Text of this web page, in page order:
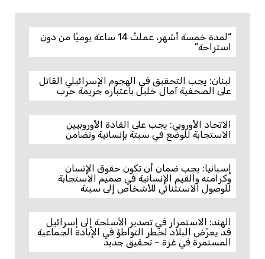
“لمدة خمسة أشهر، عملتُ 14 ساعة يوميًا من دون
استراحة”
لبنان: يجب التحقيق في الهجوم الإسرائيلي القاتل
على الصحفية آمال خليل باعتباره جريمة حرب
الاتحاد الأوروبي: يجب على القادة الأوروبيين
الاستجابة للوضع في سبتة بإنسانية وتضامن
إسبانيا: يجب ضمان أن تكون حقوق الإنسان
وكرامته والقيم الإنسانية في صميم الاستجابة
للوصول الاستثنائي للأشخاص إلى سبتة
الهند: الاستمرار في تصدير الأسلحة إلى إسرائيل
قد يعرّض البلاد لخطر التواطؤ في الإبادة الجماعية
المستمرة في غزة – تحقيق جديد